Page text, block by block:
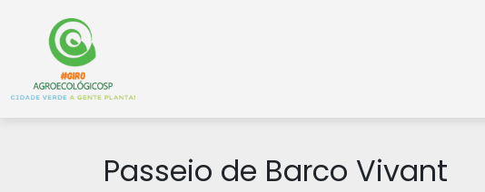
Passeio de Barco Vivant